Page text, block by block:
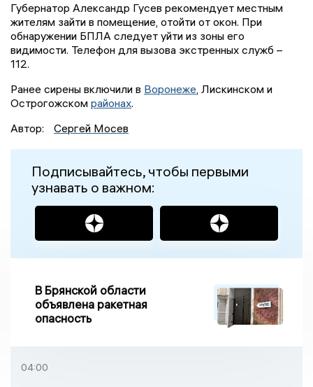
Губернатор Александр Гусев рекомендует местным
жителям зайти в помещение, отойти от окон. При
обнаружении БПЛА следует уйти из зоны его
видимости. Телефон для вызова экстренных служб –
112.
Ранее сирены включили в Воронеже, Лискинском и
Острогожском районах.
Автор:
Сергей Мосев
Подписывайтесь, чтобы первыми
узнавать о важном:
В Брянской области
объявлена ракетная
опасность
04:00